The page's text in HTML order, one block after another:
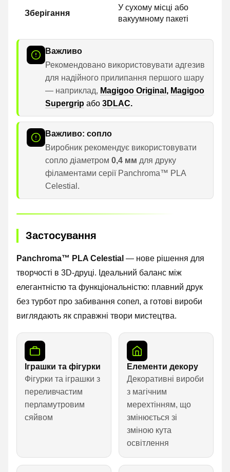
Зберігання
У сухому місці або
вакуумному пакеті
Важливо
Рекомендовано використовувати адгезив
для надійного прилипання першого шару
— наприклад, Magigoo Original , Magigoo
Supergrip або 3DLAC.
Важливо: сопло
Виробник рекомендує використовувати
сопло діаметром 0,4 мм для друку
філаментами серії Panchroma™ PLA
Celestial.
Застосування
Panchroma™ PLA Celestial — нове рішення для
творчості в 3D-друці. Ідеальний баланс між
елегантністю та функціональністю: плавний друк
без турбот про забивання сопел, а готові вироби
виглядають як справжні твори мистецтва.
Іграшки та фігурки
Фігурки та іграшки з
переливчастим
перламутровим
сяйвом
Елементи декору
Декоративні вироби
з магічним
мерехтінням, що
змінюється зі
зміною кута
освітлення